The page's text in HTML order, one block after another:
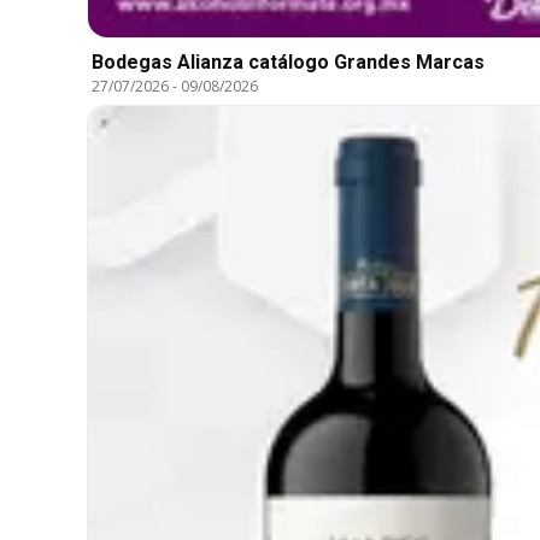
Bodegas Alianza catálogo Grandes Marcas
27/07/2026- 09/08/2026